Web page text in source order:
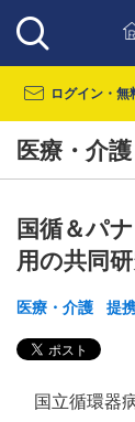
ログイン・ 無
医療・介護
国循＆パ
用の共同
医療・介護 提
国立循環器